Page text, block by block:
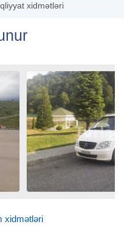
xidmətləri
xidmətləri